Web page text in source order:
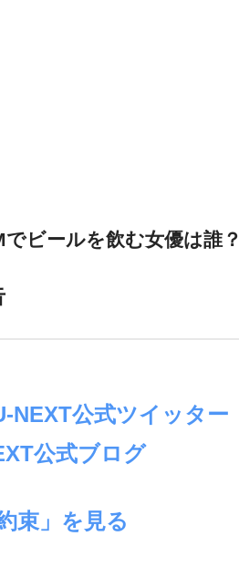
ビールを飲む女優は誰？
NEXT公式ツイッター
公式ブログ
束」を見る